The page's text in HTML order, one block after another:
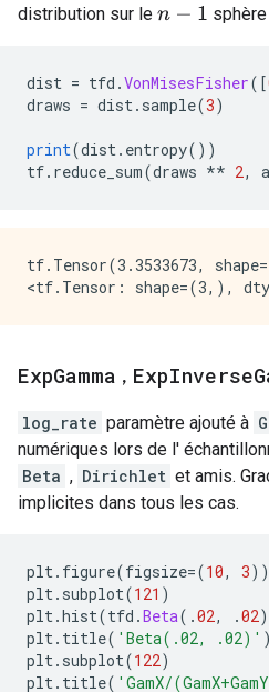
distribution sur le n− 1
dist = tfd .VonMisesFisher([
draws = dist. sample(3)
print(dist. entropy())
tf. reduce_sum(draws ** 2,
tf.Tensor(3.3533673,
ExpGamma , ExpInverse
log_rate paramètre ajouté à
numériques lors de l'
Beta , Dirichlet et amis.
implicites dans tous les cas.
plt. figure(figsize=(10, 3))
plt. subplot(121 )
plt.hist(tfd .Beta(.02, .02
plt. title( 'Beta(.02, .02)' )
plt. subplot(122)
plt. title( 'GamX/